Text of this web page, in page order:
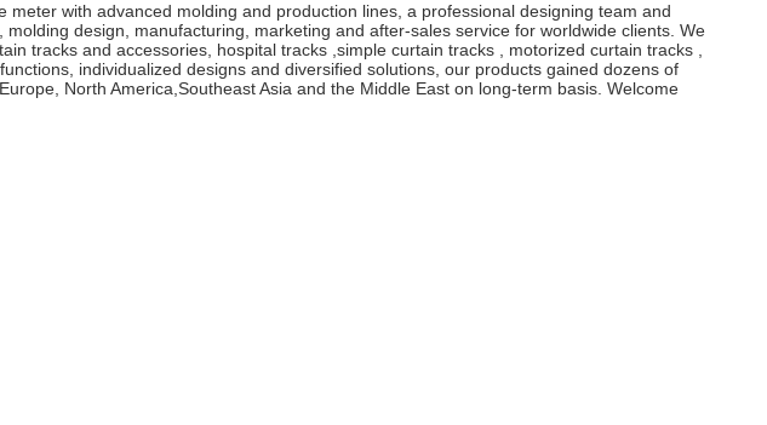
with advanced molding and production lines, a professional designing team and
design, manufacturing, marketing and after-sales service for worldwide clients. We
tracks and accessories, hospital tracks ,simple curtain tracks , motorized curtain tracks ,
individualized designs and diversified solutions, our products gained dozens of
North America,Southeast Asia and the Middle East on long-term basis. Welcome